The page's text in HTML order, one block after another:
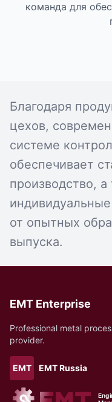
команда для
Благодаря
цехов,
системе
обеспечивает
производство,
от опытных
выпуска.
EMT Enterprise
Professional metal
provider.
EMT EMT Russia